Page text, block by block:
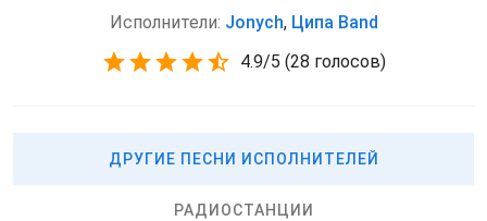
Исполнители: Jonych, Ципа Band
4.9/5 (28 голосов)
ДРУГИЕ ПЕСНИ ИСПОЛНИТЕЛЕЙ
РАДИОСТАНЦИИ